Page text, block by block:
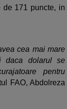
de 171 puncte, in
cea mai mare
daca dolarul se
pentru
FAO, Abdolreza